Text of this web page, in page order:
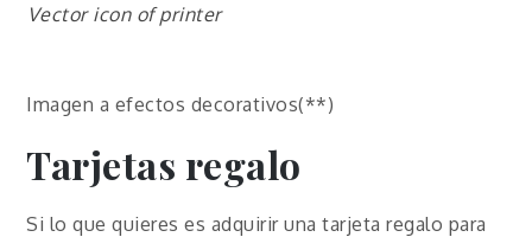
Vector icon of printer
Imagen a efectos decorativos(**)
Tarjetas regalo
Si lo que quieres es adquirir una tarjeta regalo para